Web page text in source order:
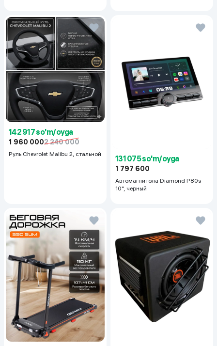
142 917 so'm/oyga
1 960 0002 240 000
Руль Chevrolet Malibu 2, cтальной
131 075 so'm/oyga
1 797 600
Автомагнитола Diamond P80s
10", черный